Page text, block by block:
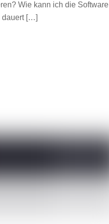
Wie kann ich die Software
dauert […]